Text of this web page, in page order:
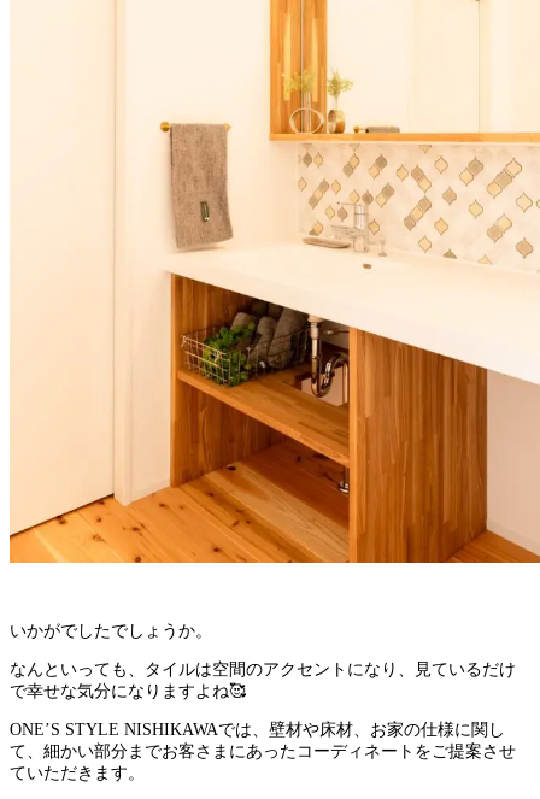
いかがでしたでしょうか。
なんといっても、タイルは空間のアクセントになり、見ているだけ
で幸せな気分になりますよね🥰
ONE’S STYLE NISHIKAWAでは、壁材や床材、お家の仕様に関し
て、細かい部分までお客さまにあったコーディネートをご提案させ
ていただきます。